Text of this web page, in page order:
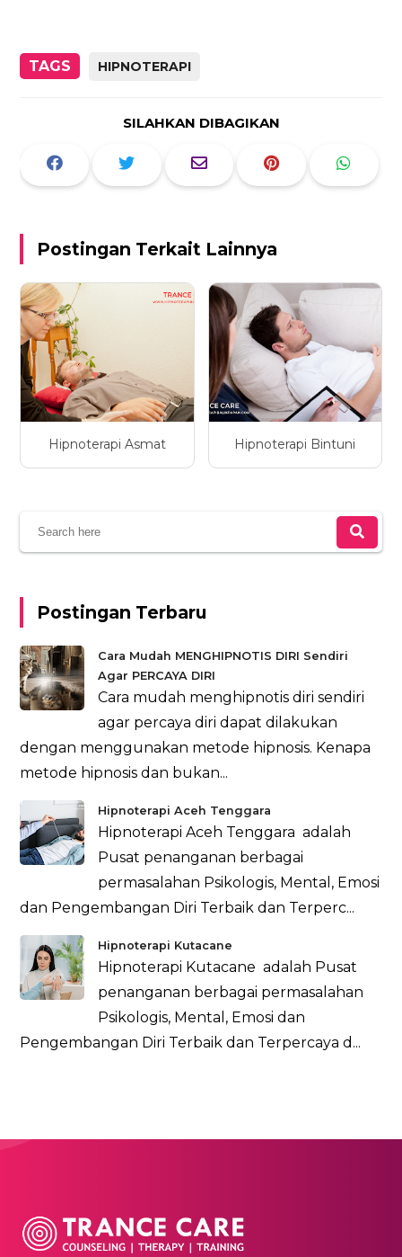
TAGS HIPNOTERAPI
SILAHKAN DIBAGIKAN
Postingan Terkait Lainnya
Hipnoterapi Asmat Hipnoterapi Bintuni
Postingan Terbaru
Cara Mudah MENGHIPNOTIS DIRI Sendiri
Agar PERCAYA DIRI
Cara mudah menghipnotis diri sendiri
agar percaya diri dapat dilakukan
dengan menggunakan metode hipnosis. Kenapa
metode hipnosis dan bukan...
Hipnoterapi Aceh Tenggara
Hipnoterapi Aceh Tenggara adalah
Pusat penanganan berbagai
permasalahan Psikologis, Mental, Emosi
dan Pengembangan Diri Terbaik dan Terperc...
Hipnoterapi Kutacane
Hipnoterapi Kutacane adalah Pusat
penanganan berbagai permasalahan
Psikologis, Mental, Emosi dan
Pengembangan Diri Terbaik dan Terpercaya d...